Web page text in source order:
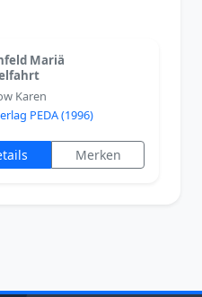
Mariä
Karen
PEDA (1996)
Merken